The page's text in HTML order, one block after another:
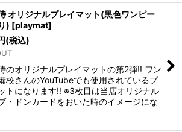
オリジナルプレイマット(黒色ワンピー
) [playmat]
(税込)
のオリジナルプレイマットの第2弾!! ワン
校さんのYouTubeでも使用されているプ
トになります!! ※3枚目は当店オリジナル
・ドンカードをおいた時のイメージにな